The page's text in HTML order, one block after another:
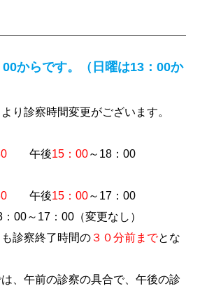
からです。（日曜は13：00か
り診察時間変更がございます。
午後15：00～18：00
午後15：00～17：00
：00（変更なし）
診察終了時間の ３０分前までとな
、午前の診察の具合で、午後の診